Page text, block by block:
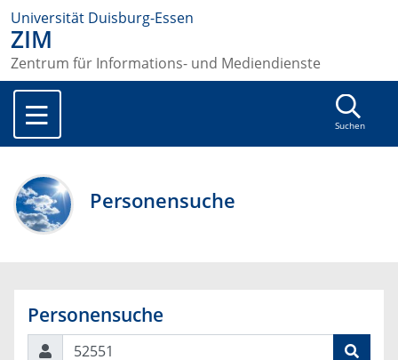
Universität Duisburg-Essen
ZIM
Zentrum für Informations- und Mediendienste
Suchen
Personensuche
Personensuche
Suchen